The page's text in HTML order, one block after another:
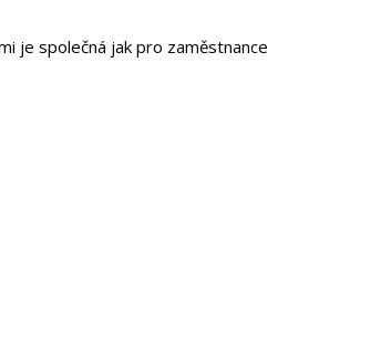
je společná jak pro zaměstnance